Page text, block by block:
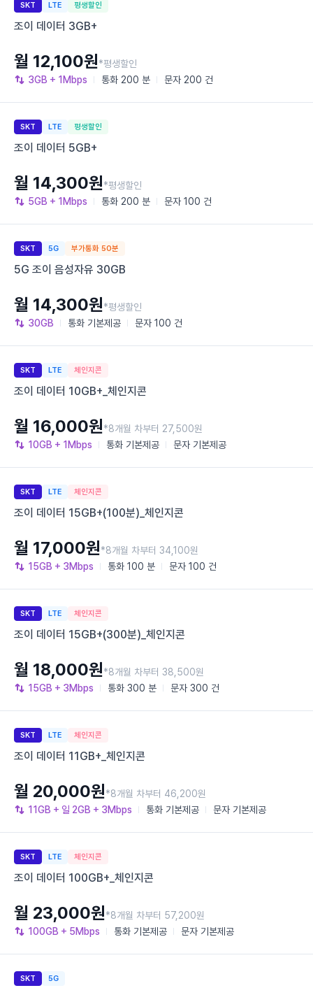
SKT LTE 평생할인
조이 데이터 3GB+
3GB + 1Mbps 통화 200 분 문자 200 건
월 12,100원*평생할인
SKT LTE 평생할인
조이 데이터 5GB+
5GB + 1Mbps 통화 200 분 문자 100 건
월 14,300원*평생할인
SKT 5G 부가통화 50분
5G 조이 음성자유 30GB
30GB 통화 기본제공 문자 100 건
월 14,300원*평생할인
SKT LTE 체인지콘
조이 데이터 10GB+_체인지콘
10GB + 1Mbps 통화 기본제공 문자 기본제공
월 16,000원*8개월 차부터 27,500원
SKT LTE 체인지콘
조이 데이터 15GB+(100분)_체인지콘
15GB + 3Mbps 통화 100 분 문자 100 건
월 17,000원*8개월 차부터 34,100원
SKT LTE 체인지콘
조이 데이터 15GB+(300분)_체인지콘
15GB + 3Mbps 통화 300 분 문자 300 건
월 18,000원*8개월 차부터 38,500원
SKT LTE 체인지콘
조이 데이터 11GB+_체인지콘
11GB + 일 2GB + 3Mbps 통화 기본제공 문자 기본제공
월 20,000원*8개월 차부터 46,200원
SKT LTE 체인지콘
조이 데이터 100GB+_체인지콘
100GB + 5Mbps 통화 기본제공 문자 기본제공
월 23,000원*8개월 차부터 57,200원
SKT 5G